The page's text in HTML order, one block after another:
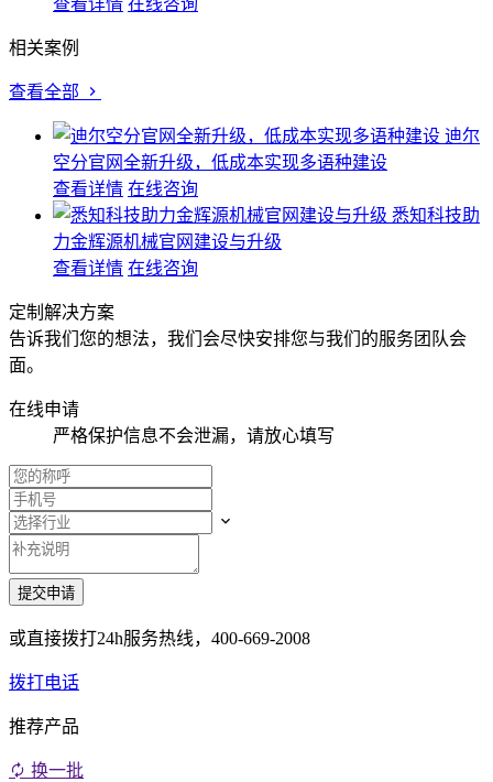
查看详情 在线咨询
相关案例
查看全部
迪尔
空分官网全新升级，低成本实现多语种建设
查看详情 在线咨询
悉知科技助
力金辉源机械官网建设与升级
查看详情 在线咨询
定制解决方案
告诉我们您的想法，我们会尽快安排您与我们的服务团队会
面。
在线申请
严格保护信息不会泄漏，请放心填写
或直接拨打24h服务热线， 400-669-2008
拨打电话
推荐产品
换一批